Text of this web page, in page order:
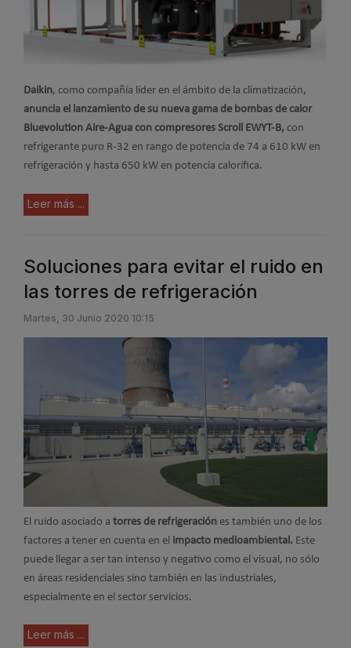
Daikin, como compañía líder en el ámbito de la climatización,
anuncia el lanzamiento de su nueva gama de bombas de calor
Bluevolution Aire-Agua con compresores Scroll EWYT-B, con
refrigerante puro R-32 en rango de potencia de 74 a 610 kW en
refrigeración y hasta 650 kW en potencia calorífica.
Leer más ...
Soluciones para evitar el ruido en
las torres de refrigeración
Martes, 30 Junio 2020 10:15
El ruido asociado a torres de refrigeración es también uno de los
factores a tener en cuenta en el impacto medioambiental. Este
puede llegar a ser tan intenso y negativo como el visual, no sólo
en áreas residenciales sino también en las industriales,
especialmente en el sector servicios.
Leer más ...